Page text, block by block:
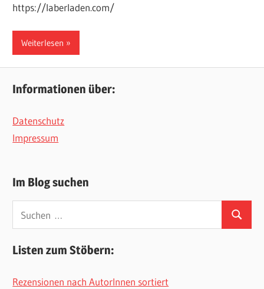
https://laberladen.com/
Weiterlesen
Informationen über:
Datenschutz
Impressum
Im Blog suchen
nach:
Suchen
Listen zum Stöbern:
Rezensionen nach AutorInnen sortiert